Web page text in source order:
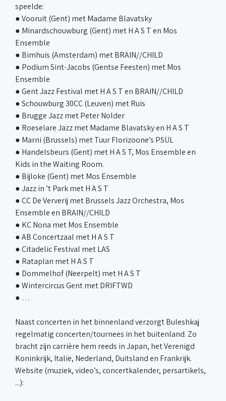
speelde:
● Vooruit (Gent) met Madame Blavatsky
● Minardschouwburg (Gent) met H A S T en Mos
Ensemble
● Bimhuis (Amsterdam) met BRAIN//CHILD
● Podium Sint-Jacobs (Gentse Feesten) met Mos
Ensemble
● Gent Jazz Festival met H A S T en BRAIN//CHILD
● Schouwburg 30CC (Leuven) met Ruis
● Brugge Jazz met Peter Nolder
● Roeselare Jazz met Madame Blavatsky en H A S T
● Marni (Brussels) met Tuur Florizoone’s PSÜL
● Handelsbeurs (Gent) met H A S T, Mos Ensemble en
Kids in the Waiting Room.
● Bijloke (Gent) met Mos Ensemble
● Jazz in ’t Park met H A S T
● CC De Ververij met Brussels Jazz Orchestra, Mos
Ensemble en BRAIN//CHILD
● KC Nona met Mos Ensemble
● AB Concertzaal met H A S T
● Citadelic Festival met LAS
● Rataplan met H A S T
● Dommelhof (Neerpelt) met H A S T
● Wintercircus Gent met DRIFTWD
● …
Naast concerten in het binnenland verzorgt Buleshkaj
regelmatig concerten/tournees in het buitenland. Zo
bracht zijn carrière hem reeds in Japan, het Verenigd
Koninkrijk, Italië, Nederland, Duitsland en Frankrijk.
Website (muziek, video’s, concertkalender, persartikels,
...):